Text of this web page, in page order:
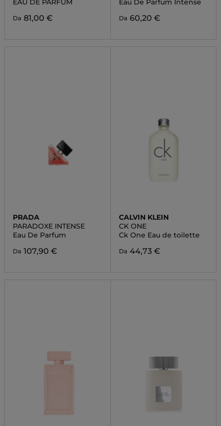
EAU DE PARFUM
Da 81,00 €
Eau De Parfum Intense
Da 60,20 €
PRADA
PARADOXE INTENSE
Eau De Parfum
Da 107,90 €
CALVIN KLEIN
CK ONE
Ck One Eau de toilette
Da 44,73 €